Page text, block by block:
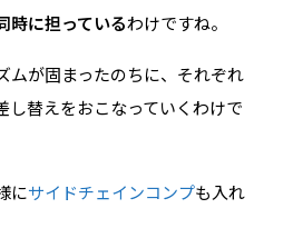
時に担っているわけですね。
ムが固まったのちに、それぞれ
し替えをおこなっていくわけで
にサイドチェインコンプも入れ